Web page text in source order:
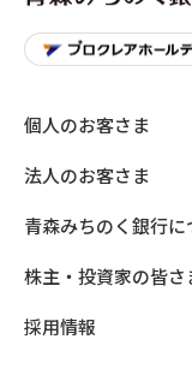
個人のお客さま
法人のお客さま
青森みちのく銀行に
株主・投資家の皆さ
採用情報